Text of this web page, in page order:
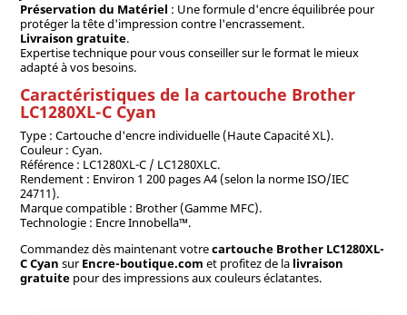
Préservation du Matériel : Une formule d'encre équilibrée pour
protéger la tête d'impression contre l'encrassement.
Livraison gratuite.
Expertise technique pour vous conseiller sur le format le mieux
adapté à vos besoins.
Caractéristiques de la cartouche Brother
LC1280XL-C Cyan
Type : Cartouche d'encre individuelle (Haute Capacité XL).
Couleur : Cyan.
Référence : LC1280XL-C / LC1280XLC.
Rendement : Environ 1 200 pages A4 (selon la norme ISO/IEC
24711).
Marque compatible : Brother (Gamme MFC).
Technologie : Encre Innobella™.
Commandez dès maintenant votrecartouche Brother LC1280XL-
C Cyan surEncre-boutique.com et profitez de la livraison
gratuitepour des impressions aux couleurs éclatantes.